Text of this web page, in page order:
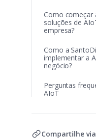
Como começar
soluções de
empresa?
Como a
implementar a
negócio?
Perguntas
AIoT
Compartilhe